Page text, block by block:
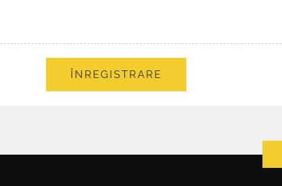
ÎNREGISTRARE